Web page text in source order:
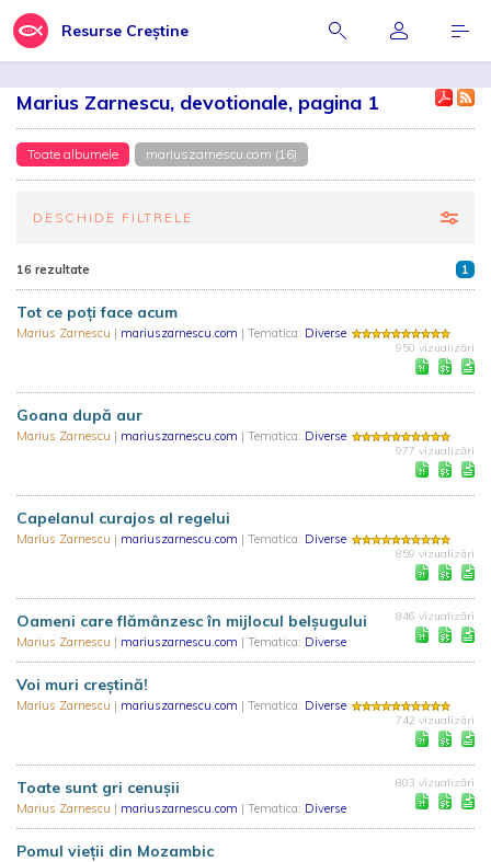
Resurse Creștine
Marius Zarnescu, devotionale, pagina 1
Toate albumele mariuszarnescu.com (16)
DESCHIDE FILTRELE
16 rezultate 1
Tot ce poți face acum
Marius Zarnescu | mariuszarnescu.com | Tematica: Diverse
950 vizualizări
Goana după aur
Marius Zarnescu | mariuszarnescu.com | Tematica: Diverse
977 vizualizări
Capelanul curajos al regelui
Marius Zarnescu | mariuszarnescu.com | Tematica: Diverse
859 vizualizări
Oameni care flămânzesc în mijlocul belșugului
Marius Zarnescu | mariuszarnescu.com | Tematica: Diverse
846 vizualizări
Voi muri creștină!
Marius Zarnescu | mariuszarnescu.com | Tematica: Diverse
742 vizualizări
Toate sunt gri cenușii
Marius Zarnescu | mariuszarnescu.com | Tematica: Diverse
803 vizualizări
Pomul vieții din Mozambic